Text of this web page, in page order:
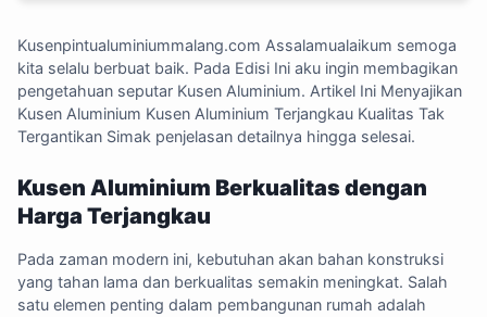
Kusenpintualuminiummalang.com Assalamualaikum semoga
kita selalu berbuat baik. Pada Edisi Ini aku ingin membagikan
pengetahuan seputar Kusen Aluminium. Artikel Ini Menyajikan
Kusen Aluminium Kusen Aluminium Terjangkau Kualitas Tak
Tergantikan Simak penjelasan detailnya hingga selesai.
Kusen Aluminium Berkualitas dengan
Harga Terjangkau
Pada zaman modern ini, kebutuhan akan bahan konstruksi
yang tahan lama dan berkualitas semakin meningkat. Salah
satu elemen penting dalam pembangunan rumah adalah